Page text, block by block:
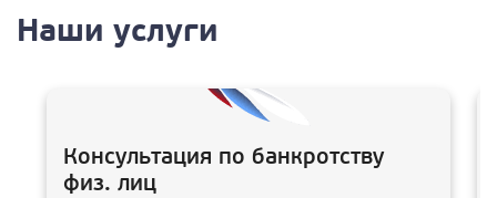
Наши услуги
Консультация по банкротству
физ. лиц